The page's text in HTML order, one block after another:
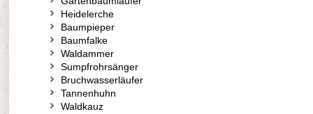
Heidelerche
Baumpieper
Baumfalke
Waldammer
Sumpfrohrsänger
Bruchwasserläufer
Tannenhuhn
Waldkauz